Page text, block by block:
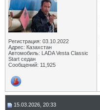
Регистрация: 03.10.2022
Адрес: Казахстан
Автомобиль: LADA Vesta Classic
Start седан
Сообщений: 11,925
15.03.2026, 20:33